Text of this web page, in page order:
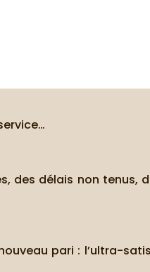
des délais non tenus,
pari : l’ultra-